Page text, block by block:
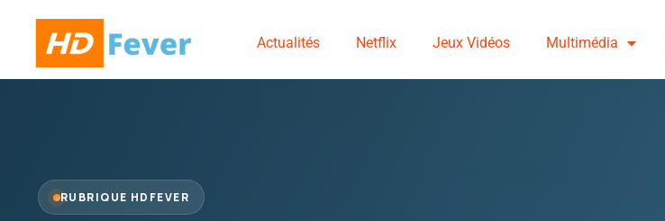
Actualités Netflix Jeux Vidéos Multimédia
RUBRIQUE HDFEVER